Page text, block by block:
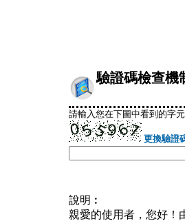
驗證碼檢查機
請輸入您在下圖中看到的字
更換驗證
說明︰
親愛的使用者，您好！